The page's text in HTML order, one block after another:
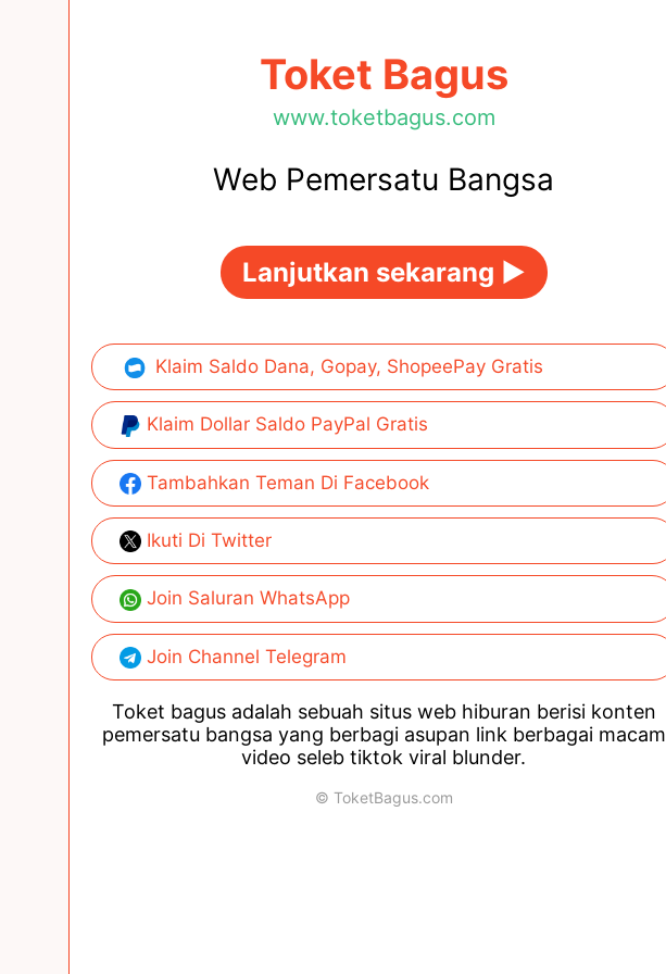
Toket Bagus
www.toketbagus.com
Web Pemersatu Bangsa
Lanjutkan sekarang ►
Klaim Saldo Dana, Gopay, ShopeePay Gratis
Klaim Dollar Saldo PayPal Gratis
Tambahkan Teman Di Facebook
Ikuti Di Twitter
Join Saluran WhatsApp
Join Channel Telegram
Toket bagus adalah sebuah situs web hiburan berisi konten
pemersatu bangsa yang berbagi asupan link berbagai macam
video seleb tiktok viral blunder.
© ToketBagus.com